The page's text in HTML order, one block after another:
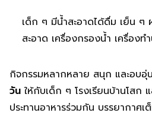
เด็ก ๆ มีน้ำสะอาดได้ดื่ม เย็น ๆ
สะอาด เครื่องกรองน้ำ เครื่องท
กิจกรรมหลากหลาย สนุก และอบอุ่
วัน ให้กับเด็ก ๆ โรงเรียนบ้านโสก
ประทานอาหารร่วมกัน บรรยากาศ